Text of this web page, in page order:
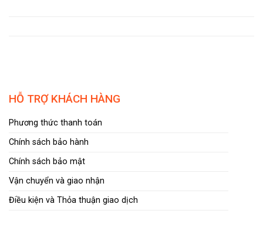
HỖ TRỢ KHÁCH HÀNG
Phương thức thanh toán
Chính sách bảo hành
Chính sách bảo mật
Vận chuyển và giao nhận
Điều kiện và Thỏa thuận giao dịch